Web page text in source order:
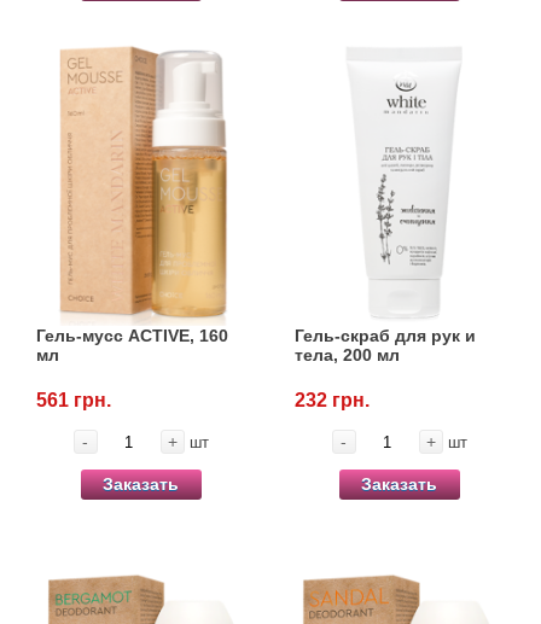
Гель-мусс ACTIVE, 160
мл
561 грн.
- + шт
Заказать
Гель-скраб для рук и
тела, 200 мл
232 грн.
- + шт
Заказать